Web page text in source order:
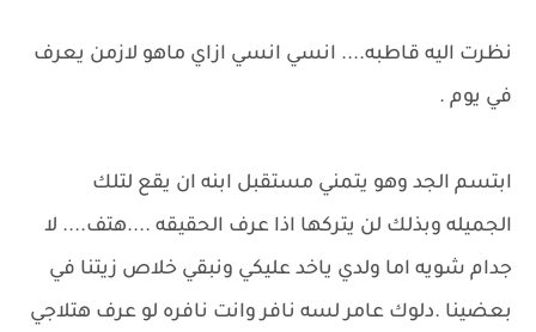
نظرت اليه قاطبه.... انسي انسي ازاي ماهو لازمن يعرف
في يوم .
ابتسم الجد وهو يتمني مستقبل ابنه ان يقع لتلك
الجميله وبذلك لن يتركها اذا عرف الحقيقه ....هتف.... لا
جدام شويه اما ولدي ياخد عليكي ونبقي خلاص زيتنا في
بعضينا .دلوك عامر لسه نافر وانت نافره لو عرف هتلاجي